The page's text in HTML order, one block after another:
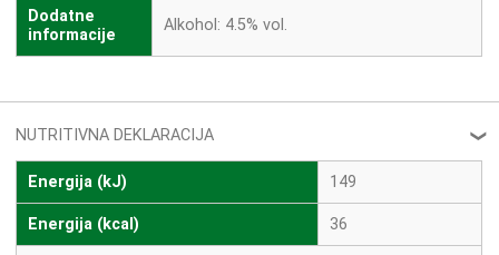
Dodatne
informacije
Alkohol: 4.5% vol.
NUTRITIVNA DEKLARACIJA ❮
Energija (kJ) 149
Energija (kcal) 36